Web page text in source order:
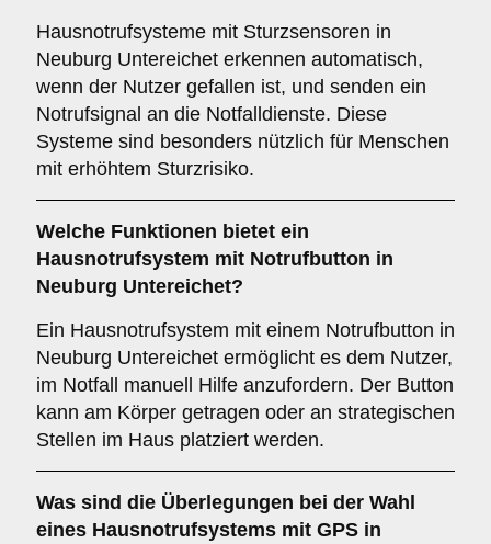
Hausnotrufsysteme mit Sturzsensoren in
Neuburg Untereichet erkennen automatisch,
wenn der Nutzer gefallen ist, und senden ein
Notrufsignal an die Notfalldienste. Diese
Systeme sind besonders nützlich für Menschen
mit erhöhtem Sturzrisiko.
Welche Funktionen bietet ein
Hausnotrufsystem mit Notrufbutton in
Neuburg Untereichet?
Ein Hausnotrufsystem mit einem Notrufbutton in
Neuburg Untereichet ermöglicht es dem Nutzer,
im Notfall manuell Hilfe anzufordern. Der Button
kann am Körper getragen oder an strategischen
Stellen im Haus platziert werden.
Was sind die Überlegungen bei der Wahl
eines Hausnotrufsystems mit GPS in